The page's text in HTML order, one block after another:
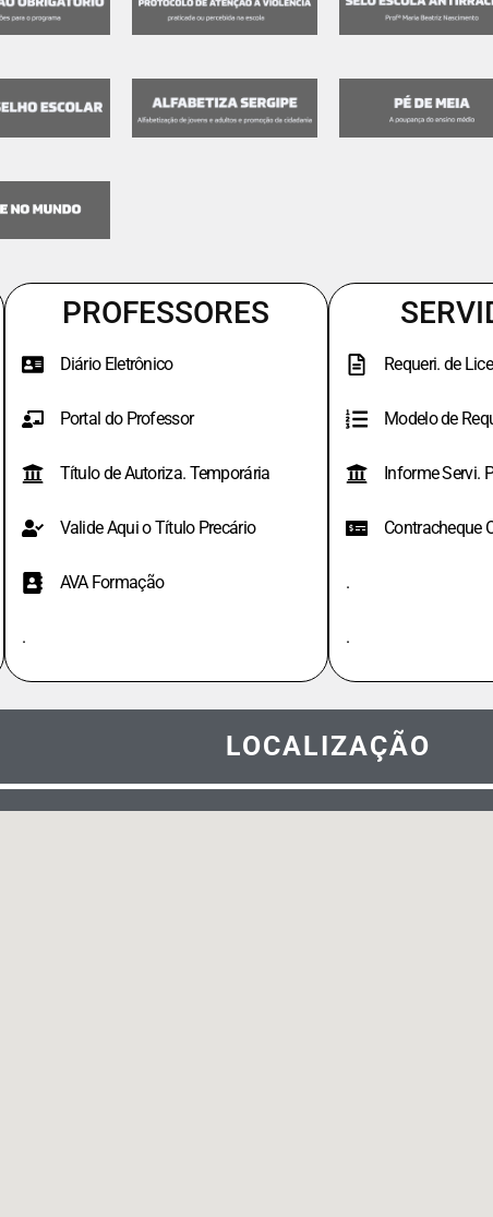
PROFESSORES
Diário Eletrônico
Portal do Professor
Título de Autoriza. Temporária
Valide Aqui o Título Precário
AVA Formação
.
Requeri. de
Modelo de
Informe Servi.
Contracheque
.
.
LOCALIZAÇÃO